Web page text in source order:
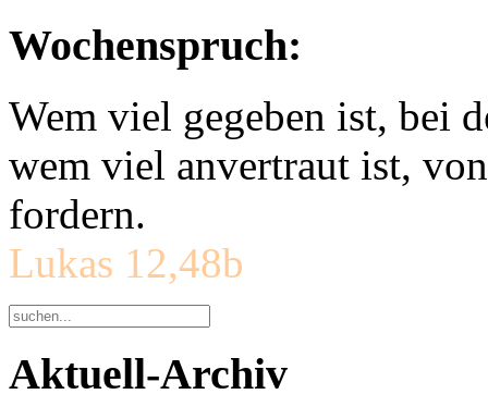
Wochenspruch:
Wem viel gegeben ist, bei
wem viel anvertraut ist,
fordern.
Lukas 12,48b
Aktuell-Archiv